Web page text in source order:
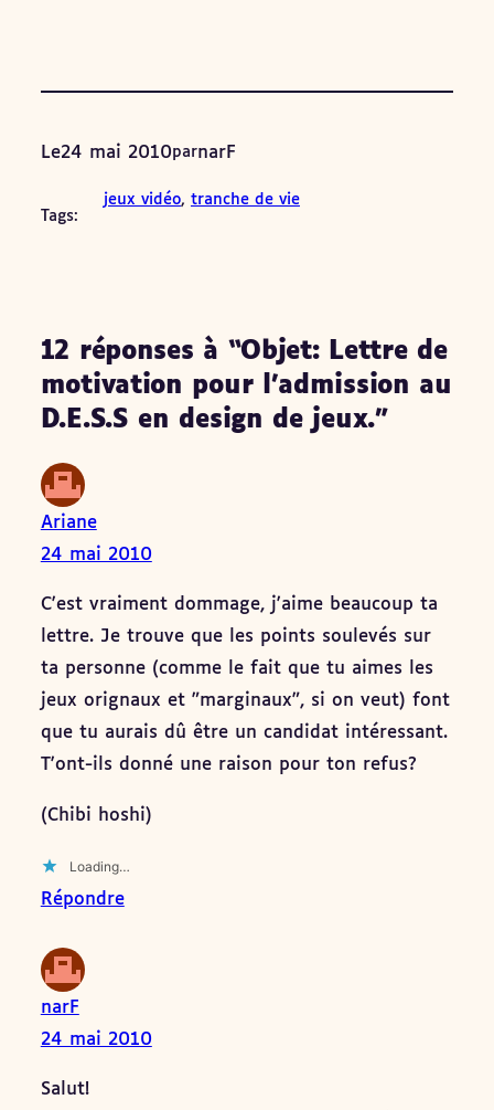
Le24 mai 2010parnarF
Tags:
jeux vidéo, tranche de vie
12 réponses à “Objet: Lettre de
motivation pour l’admission au
D.E.S.S en design de jeux.”
Ariane
24 mai 2010
C'est vraiment dommage, j'aime beaucoup ta
lettre. Je trouve que les points soulevés sur
ta personne (comme le fait que tu aimes les
jeux orignaux et "marginaux", si on veut) font
que tu aurais dû être un candidat intéressant.
T'ont-ils donné une raison pour ton refus?
(Chibi hoshi)
Loading…
Répondre
narF
24 mai 2010
Salut!